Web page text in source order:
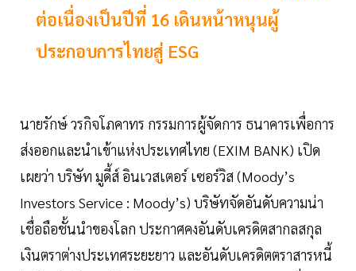
ต่อเนื่องเป็นปีที่ 16 เดินหน้าหนุนผู้
ประกอบการไทยสู่ ESG
นายรักษ์ วรกิจโภคาทร กรรมการผู้จัดการ ธนาคารเพื่อการ
ส่งออกและนำเข้าแห่งประเทศไทย (EXIM BANK) เปิด
เผยว่า บริษัท มูดี้ส์ อินเวสเตอร์ เซอร์วิส (Moody’s
Investors Service : Moody’s) บริษัทจัดอันดับความน่า
เชื่อถือชั้นนำของโลก ประกาศคงอันดับเครดิตสากลสกุล
เงินตราต่างประเทศระยะยาว และอันดับเครดิตตราสารหนี้